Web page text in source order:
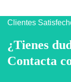
Clientes
¿Tienes
Contacta